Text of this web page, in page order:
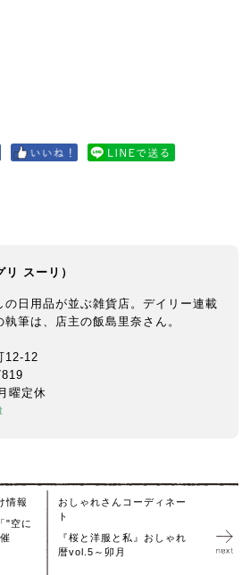
スーリ）
の日用品が並ぶ雑貨店。デイリー連載
執筆は、店主の飯島里奈さん。
12-12
曜定休
情報
"空に
おしゃれさんコーディネー
ト
『桜と洋服と私』おしゃれ
暦vol.5～卯月